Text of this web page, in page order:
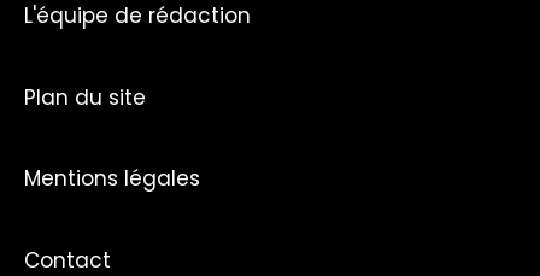
L'équipe de rédaction
Plan du site
Mentions légales
Contact